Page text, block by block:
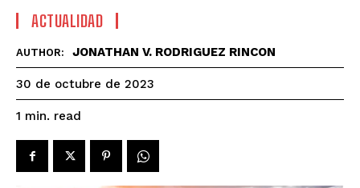
ACTUALIDAD
AUTHOR: JONATHAN V. RODRIGUEZ RINCON
30 de octubre de 2023
1 min. read